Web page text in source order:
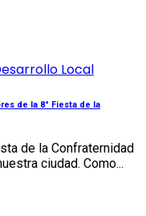
Local
de la 8° Fiesta de la
de la Confraternidad
ciudad. Como...